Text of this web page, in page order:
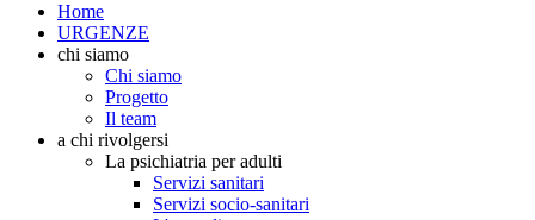
Home
URGENZE
chi siamo
Chi siamo
Progetto
Il team
a chi rivolgersi
La psichiatria per adulti
Servizi sanitari
Servizi socio-sanitari